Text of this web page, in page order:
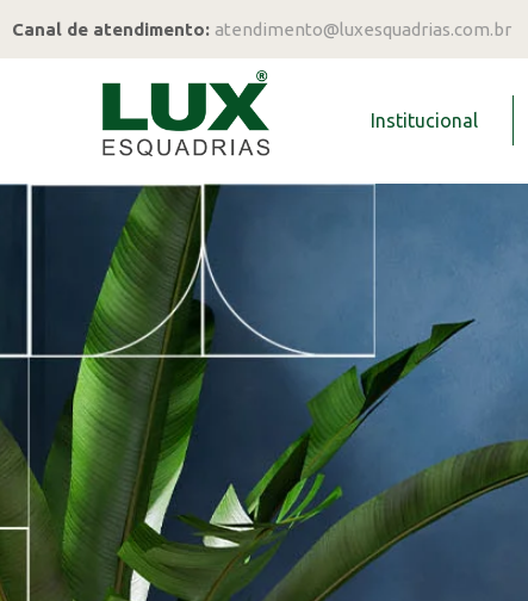
Canal de atendimento: atendimento@luxesquadrias.com.br
Institucional